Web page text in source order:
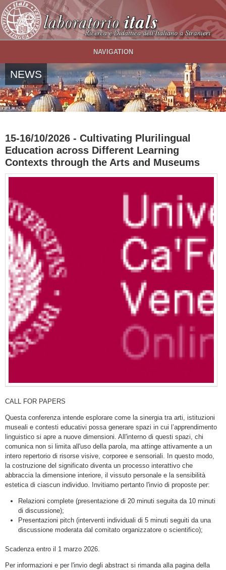
Salta al contenuto principale
NAVIGATION
NEWS
15-16/10/2026 - Cultivating Plurilingual
Education across Different Learning
Contexts through the Arts and Museums
CALL FOR PAPERS
Questa conferenza intende esplorare come la sinergia tra arti, istituzioni
museali e contesti educativi possa generare spazi in cui l’apprendimento
linguistico si apre a nuove dimensioni. All'interno di questi spazi, chi
comunica non si limita all'uso della parola, ma attinge attivamente a un
intero repertorio di risorse visive, corporee e sensoriali. In questo modo,
la costruzione del significato diventa un processo interattivo che
abbraccia la dimensione interiore, il vissuto personale e la sensibilità
estetica di ciascun individuo. Invitiamo pertanto l'invio di proposte per:
Relazioni complete (presentazione di 20 minuti seguita da 10 minuti
di discussione);
Presentazioni pitch (interventi individuali di 5 minuti seguiti da una
discussione moderata dal comitato organizzatore o scientifico);
Scadenza entro il 1 marzo 2026.
Per informazioni e per l'invio degli abstract si rimanda alla pagina della